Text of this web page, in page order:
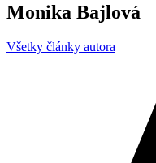
Monika Bajlová
Všetky články autora